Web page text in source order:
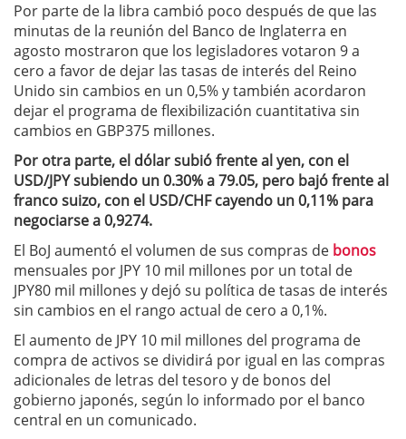
Por parte de la libra cambió poco después de que las
minutas de la reunión del Banco de Inglaterra en
agosto mostraron que los legisladores votaron 9 a
cero a favor de dejar las tasas de interés del Reino
Unido sin cambios en un 0,5% y también acordaron
dejar el programa de flexibilización cuantitativa sin
cambios en GBP375 millones.
Por otra parte, el dólar subió frente al yen, con el
USD/JPY subiendo un 0.30% a 79.05, pero bajó frente al
franco suizo, con el USD/CHF cayendo un 0,11% para
negociarse a 0,9274.
El BoJ aumentó el volumen de sus compras de bonos
mensuales por JPY 10 mil millones por un total de
JPY80 mil millones y dejó su política de tasas de interés
sin cambios en el rango actual de cero a 0,1%.
El aumento de JPY 10 mil millones del programa de
compra de activos se dividirá por igual en las compras
adicionales de letras del tesoro y de bonos del
gobierno japonés, según lo informado por el banco
central en un comunicado.